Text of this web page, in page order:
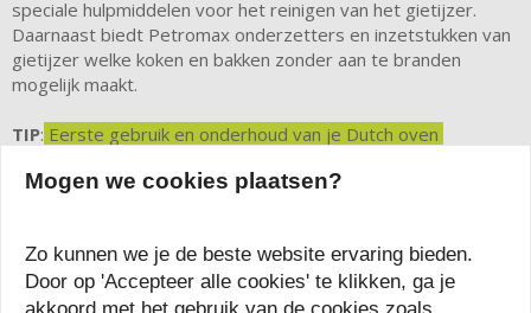
speciale hulpmiddelen voor het reinigen van het gietijzer.
Daarnaast biedt Petromax onderzetters en inzetstukken van
gietijzer welke koken en bakken zonder aan te branden
mogelijk maakt.
TIP: Eerste gebruik en onderhoud van je Dutch oven
Technische gegevens Petromax Dutch Oven
Materiaal: gietijzer
Inhoud pot: 4 liter
Mogen we cookies plaatsen?
Zo kunnen we je de beste website ervaring bieden.
Door op 'Accepteer alle cookies' te klikken, ga je
akkoord met het gebruik van de cookies zoals